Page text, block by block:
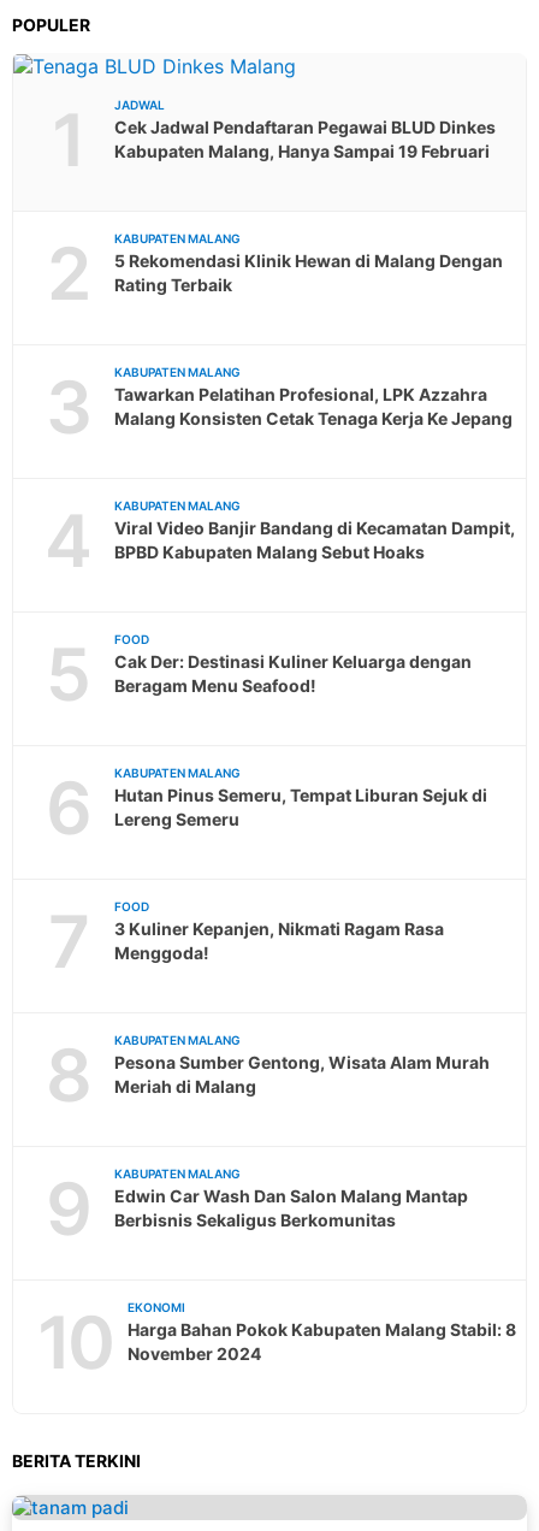
POPULER
1 JADWAL
Cek Jadwal Pendaftaran Pegawai BLUD Dinkes
Kabupaten Malang, Hanya Sampai 19 Februari
2 KABUPATEN MALANG
5 Rekomendasi Klinik Hewan di Malang Dengan
Rating Terbaik
3 KABUPATEN MALANG
Tawarkan Pelatihan Profesional, LPK Azzahra
Malang Konsisten Cetak Tenaga Kerja Ke Jepang
4 KABUPATEN MALANG
Viral Video Banjir Bandang di Kecamatan Dampit,
BPBD Kabupaten Malang Sebut Hoaks
5 FOOD
Cak Der: Destinasi Kuliner Keluarga dengan
Beragam Menu Seafood!
6 KABUPATEN MALANG
Hutan Pinus Semeru, Tempat Liburan Sejuk di
Lereng Semeru
7 FOOD
3 Kuliner Kepanjen, Nikmati Ragam Rasa
Menggoda!
8 KABUPATEN MALANG
Pesona Sumber Gentong, Wisata Alam Murah
Meriah di Malang
9 KABUPATEN MALANG
Edwin Car Wash Dan Salon Malang Mantap
Berbisnis Sekaligus Berkomunitas
10 EKONOMI
Harga Bahan Pokok Kabupaten Malang Stabil: 8
November 2024
BERITA TERKINI